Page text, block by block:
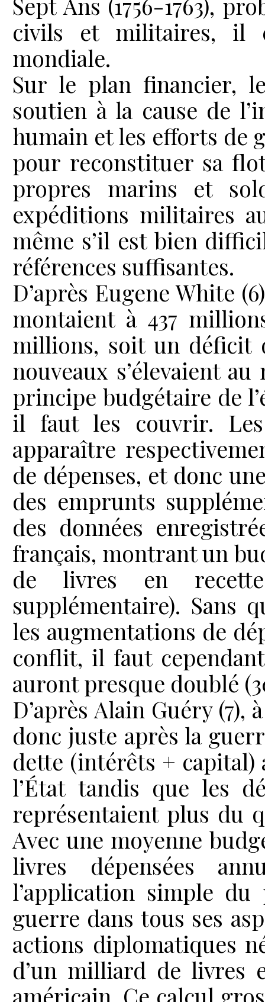
civils et militaires, il
mondiale.
Sur le plan financier,
soutien à la cause de
humain et les efforts de
pour reconstituer sa
propres marins et
expéditions militaires
même s’il est bien
références suffisantes.
D’après Eugene White
montaient à 437
millions, soit un déficit
nouveaux s’élevaient
principe budgétaire de
il faut les couvrir. Les
apparaître
de dépenses, et donc
des emprunts
des données
français, montrant un
de livres en
supplémentaire). Sans
les augmentations de
conflit, il faut
auront presque doublé
D’après Alain Guéry
donc juste après la
dette (intérêts + capital)
l’État tandis que les
représentaient plus du
Avec une moyenne
livres dépensées
l’application simple du
guerre dans tous ses
actions diplomatiques
d’un milliard de livres
américain. Ce calcul